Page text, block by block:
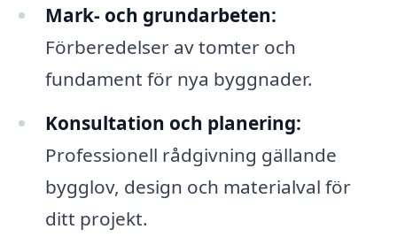
Mark- och grundarbeten:
Förberedelser av tomter och
fundament för nya byggnader.
Konsultation och planering:
Professionell rådgivning gällande
bygglov, design och materialval för
ditt projekt.